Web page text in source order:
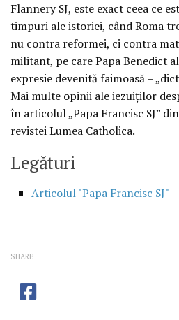
Flannery SJ, este exact ceea ce
timpuri ale istoriei, când Roma
nu contra reformei, ci contra
militant, pe care Papa Benedict
expresie devenită faimoasă –
Mai multe opinii ale iezuiţilor
în articolul „Papa Francisc SJ”
revistei Lumea Catholica.
Legături
Articolul "Papa Francisc SJ"
SHARE